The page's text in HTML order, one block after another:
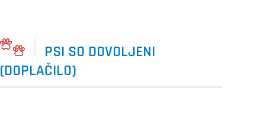
PSI SO DOVOLJENI
(DOPLAČILO)